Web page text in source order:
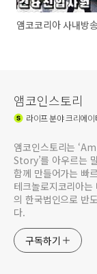
앰코코리아 사내방
앰코인스토리
라이프분야 크리에이
앰코인스토리는
Story’를 아우르는
함께 만들어가는 빠
테크놀로지코리아
의 한국법인으로 반
다.
구독하기